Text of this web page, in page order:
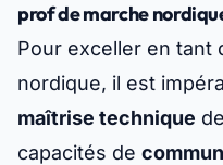
prof de marche
Pour exceller en tant
nordique, il est
maîtrise technique
capacités de